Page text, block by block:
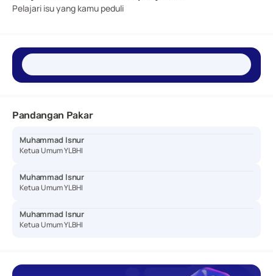
Pelajari isu yang kamu peduli
Pandangan Pakar
Muhammad Isnur
Ketua Umum YLBHI
Muhammad Isnur
Ketua Umum YLBHI
Muhammad Isnur
Ketua Umum YLBHI